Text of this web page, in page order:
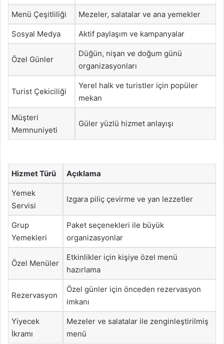
Menü Çeşitliliği Mezeler, salatalar ve ana yemekler
Sosyal Medya Aktif paylaşım ve kampanyalar
Özel Günler
Düğün, nişan ve doğum günü
organizasyonları
Turist Çekiciliği
Yerel halk ve turistler için popüler
mekan
Müşteri
Memnuniyeti
Güler yüzlü hizmet anlayışı
Hizmet Türü Açıklama
Yemek
Servisi
Izgara piliç çevirme ve yan lezzetler
Grup
Yemekleri
Paket seçenekleri ile büyük
organizasyonlar
Özel Menüler
Etkinlikler için kişiye özel menü
hazırlama
Rezervasyon
Özel günler için önceden rezervasyon
imkanı
Yiyecek
İkramı
Mezeler ve salatalar ile zenginleştirilmiş
menü